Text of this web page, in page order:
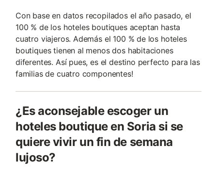
Con base en datos recopilados el año pasado, el
100 % de los hoteles boutiques aceptan hasta
cuatro viajeros. Además el 100 % de los hoteles
boutiques tienen al menos dos habitaciones
diferentes. Así pues, es el destino perfecto para las
familias de cuatro componentes!
¿Es aconsejable escoger un
hoteles boutique en Soria si se
quiere vivir un fin de semana
lujoso?